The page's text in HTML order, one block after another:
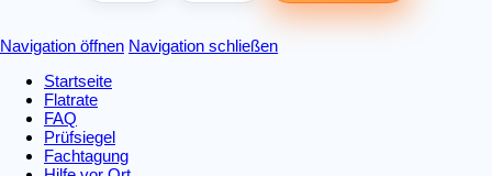
Navigation öffnen Navigation schließen
Startseite
Flatrate
FAQ
Prüfsiegel
Fachtagung